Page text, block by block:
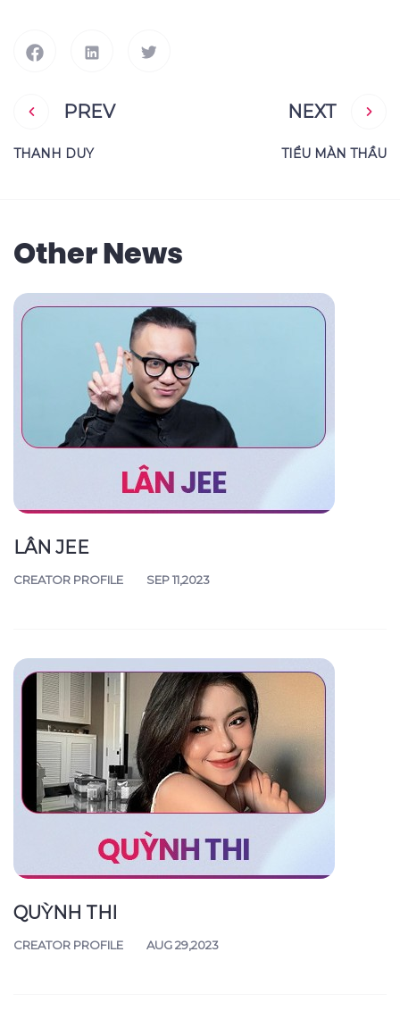
PREV
THANH DUY
NEXT
TIỂU MÀN THẦU
Other News
LÂN JEE
CREATOR PROFILE SEP 11,2023
QUỲNH THI
CREATOR PROFILE AUG 29,2023